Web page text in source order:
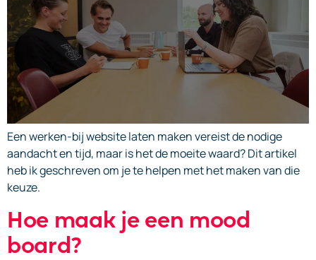
Een werken-bij website laten maken vereist de nodige
aandacht en tijd, maar is het de moeite waard? Dit artikel
heb ik geschreven om je te helpen met het maken van die
keuze.
Hoe maak je een mood
board?